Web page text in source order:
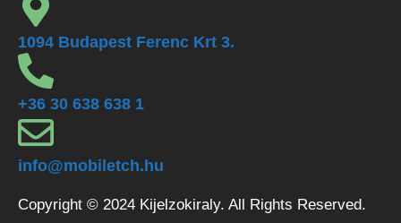
1094 Budapest Ferenc Krt 3.
+36 30 638 638 1
info@mobiletch.hu
Copyright © 2024 Kijelzokiraly. All Rights Reserved.